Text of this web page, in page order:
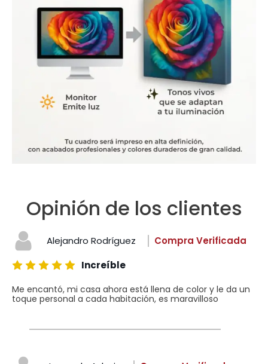
Opinión de los clientes
Alejandro Rodríguez
Compra Verificada
Increíble
Me encantó, mi casa ahora está llena de color y le da un
toque personal a cada habitación, es maravilloso